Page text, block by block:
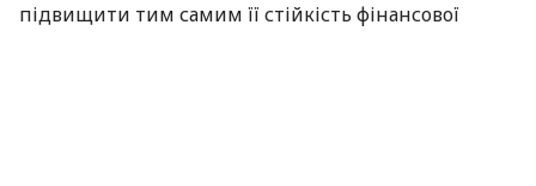
підвищити тим самим її стійкість фінансової